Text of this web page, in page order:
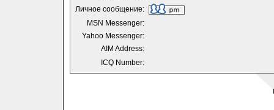
Личное сообщение:
MSN Messenger:
Yahoo Messenger:
AIM Address:
ICQ Number: